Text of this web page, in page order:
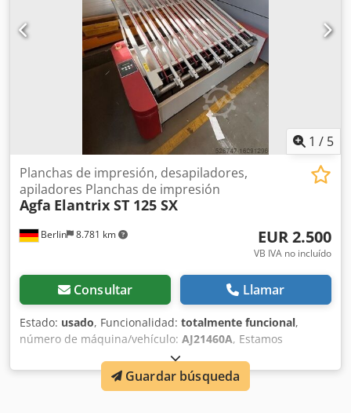
1 / 5
Berlin 8.781 km
Planchas de impresión, desapiladores,
apiladores Planchas de impresión
Agfa Elantrix ST 125 SX
EUR 2.500
VB IVA no incluído
Consultar Llamar
Estado: usado, Funcionalidad: totalmente funcional,
número de máquina/vehículo: AJ21460A, Estamos
vendiendo aquí en cantidad 2 apiladores de Agfa de la
serie Elantrix. Funcionan perfectamente y pueden ser
recogidos inmediatamente. Nuestro precio por pieza es de
Guardar búsqueda